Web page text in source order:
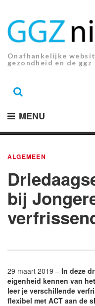
inhoud.
Onafhankelijke
gezondheid en de ggz
MENU
ALGEMEEN
bij
29 maart 2019 – In deze
eigenheid kennen van
leer je verschillende
flexibel met ACT aan de